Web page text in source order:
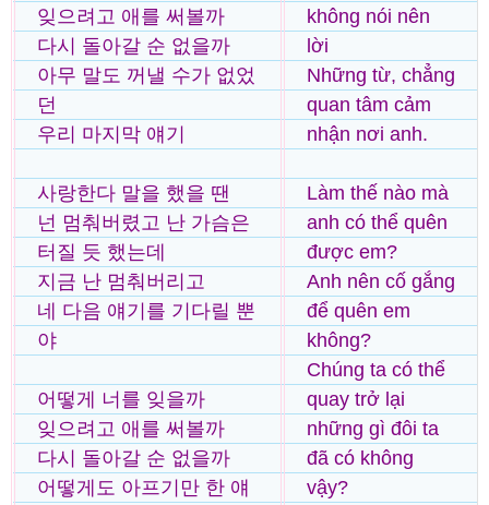
잊으려고 애를 써볼까
다시 돌아갈 순 없을까
아무 말도 꺼낼 수가 없었
던
우리 마지막 얘기
사랑한다 말을 했을 땐
넌 멈춰버렸고 난 가슴은
터질 듯 했는데
지금 난 멈춰버리고
네 다음 얘기를 기다릴 뿐
야
어떻게 너를 잊을까
잊으려고 애를 써볼까
다시 돌아갈 순 없을까
어떻게도 아프기만 한 얘
không nói nên
lời
Những từ, chẳng
quan tâm cảm
nhận nơi anh.
Làm thế nào mà
anh có thể quên
được em?
Anh nên cố gắng
để quên em
không?
Chúng ta có thể
quay trở lại
những gì đôi ta
đã có không
vậy?